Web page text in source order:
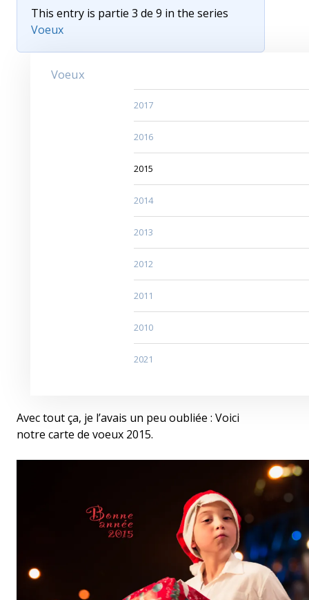
This entry is partie 3 de 9 in the series
Voeux
Voeux
2017
2016
2015
2014
2013
2012
2011
2010
2021
Avec tout ça, je l’avais un peu oubliée : Voici
notre carte de voeux 2015.